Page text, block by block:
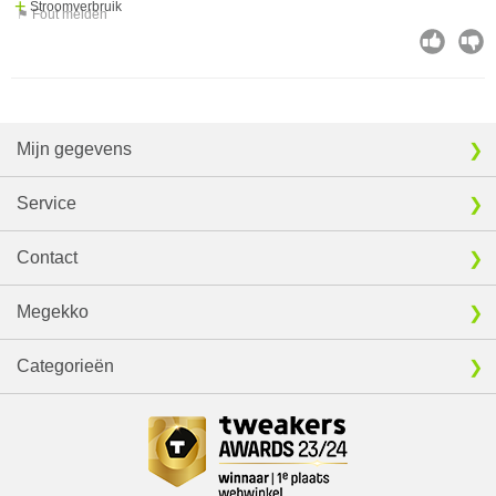
⚑ Fout melden
Stroomverbruik
Mijn gegevens
Service
Contact
Megekko
Categorieën